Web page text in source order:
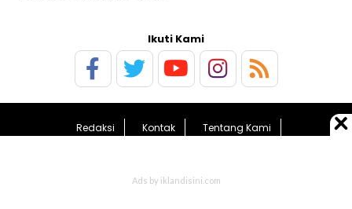
Ikuti Kami
Redaksi Kontak
Tentang Kami